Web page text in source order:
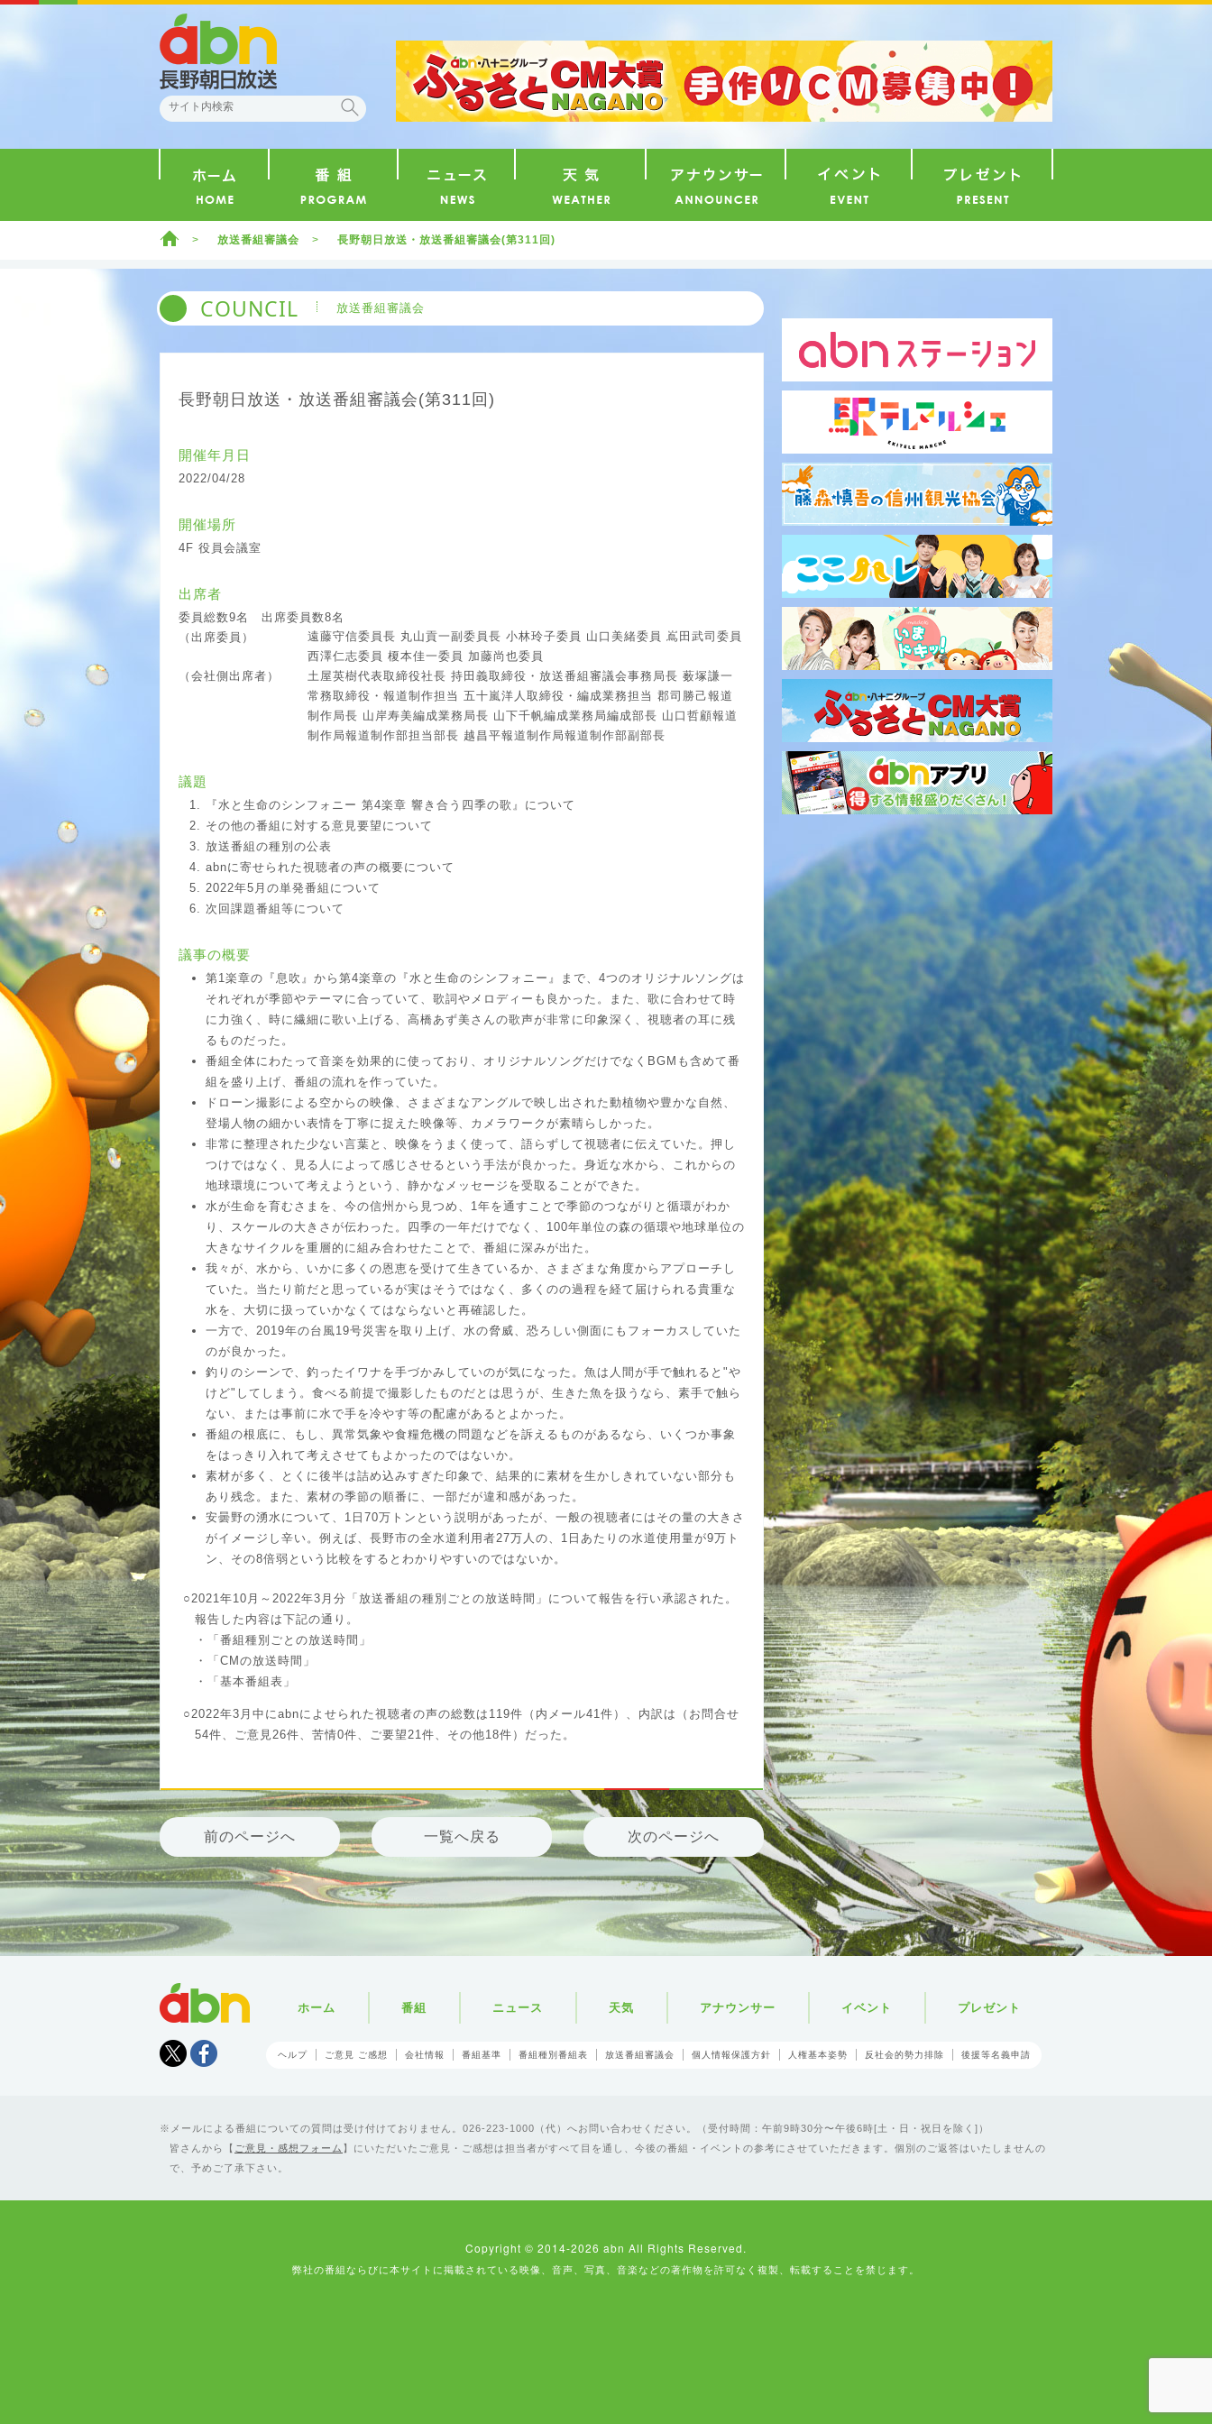
検索
ホーム 放送番組審議会 長野朝日放送・放送番組審議会(第311回)
COUNCIL 放送番組審議会
長野朝日放送・放送番組審議会(第311回)
開催年月日
2022/04/28
開催場所
4F 役員会議室
出席者
委員総数9名 出席委員数8名
（出席委員）
遠藤守信委員長 丸山貢一副委員長 小林玲子委員 山口美緒委員 嶌田武司委員
西澤仁志委員 榎本佳一委員 加藤尚也委員
（会社側出席者）
土屋英樹代表取締役社長 持田義取締役・放送番組審議会事務局長 薮塚謙一
常務取締役・報道制作担当 五十嵐洋人取締役・編成業務担当 郡司勝己報道
制作局長 山岸寿美編成業務局長 山下千帆編成業務局編成部長 山口哲顧報道
制作局報道制作部担当部長 越昌平報道制作局報道制作部副部長
議題
『水と生命のシンフォニー 第4楽章 響き合う四季の歌』について
その他の番組に対する意見要望について
放送番組の種別の公表
abnに寄せられた視聴者の声の概要について
2022年5月の単発番組について
次回課題番組等について
議事の概要
第1楽章の『息吹』から第4楽章の『水と生命のシンフォニー』まで、4つのオリジナルソングは
それぞれが季節やテーマに合っていて、歌詞やメロディーも良かった。また、歌に合わせて時
に力強く、時に繊細に歌い上げる、高橋あず美さんの歌声が非常に印象深く、視聴者の耳に残
るものだった。
番組全体にわたって音楽を効果的に使っており、オリジナルソングだけでなくBGMも含めて番
組を盛り上げ、番組の流れを作っていた。
ドローン撮影による空からの映像、さまざまなアングルで映し出された動植物や豊かな自然、
登場人物の細かい表情を丁寧に捉えた映像等、カメラワークが素晴らしかった。
非常に整理された少ない言葉と、映像をうまく使って、語らずして視聴者に伝えていた。押し
つけではなく、見る人によって感じさせるという手法が良かった。身近な水から、これからの
地球環境について考えようという、静かなメッセージを受取ることができた。
水が生命を育むさまを、今の信州から見つめ、1年を通すことで季節のつながりと循環がわか
り、スケールの大きさが伝わった。四季の一年だけでなく、100年単位の森の循環や地球単位の
大きなサイクルを重層的に組み合わせたことで、番組に深みが出た。
我々が、水から、いかに多くの恩恵を受けて生きているか、さまざまな角度からアプローチし
ていた。当たり前だと思っているが実はそうではなく、多くのの過程を経て届けられる貴重な
水を、大切に扱っていかなくてはならないと再確認した。
一方で、2019年の台風19号災害を取り上げ、水の脅威、恐ろしい側面にもフォーカスしていた
のが良かった。
釣りのシーンで、釣ったイワナを手づかみしていのが気になった。魚は人間が手で触れると"や
けど"してしまう。食べる前提で撮影したものだとは思うが、生きた魚を扱うなら、素手で触ら
ない、または事前に水で手を冷やす等の配慮があるとよかった。
番組の根底に、もし、異常気象や食糧危機の問題などを訴えるものがあるなら、いくつか事象
をはっきり入れて考えさせてもよかったのではないか。
素材が多く、とくに後半は詰め込みすぎた印象で、結果的に素材を生かしきれていない部分も
あり残念。また、素材の季節の順番に、一部だが違和感があった。
安曇野の湧水について、1日70万トンという説明があったが、一般の視聴者にはその量の大きさ
がイメージし辛い。例えば、長野市の全水道利用者27万人の、1日あたりの水道使用量が9万ト
ン、その8倍弱という比較をするとわかりやすいのではないか。
○2021年10月～2022年3月分「放送番組の種別ごとの放送時間」について報告を行い承認された。
報告した内容は下記の通り。
・「番組種別ごとの放送時間」
・「CMの放送時間」
・「基本番組表」
○2022年3月中にabnによせられた視聴者の声の総数は119件（内メール41件）、内訳は（お問合せ
54件、ご意見26件、苦情0件、ご要望21件、その他18件）だった。
前のページへ 一覧へ戻る 次のページへ
Tweet
ホーム 番組 ニュース 天気 アナウンサー イベント プレゼント
ヘルプ ご意見 ご感想 会社情報 番組基準 番組種別番組表 放送番組審議会 個人情報保護方針 人権基本姿勢 反社会的勢力排除 後援等名義申請
メールによる番組についての質問は受け付けておりません。026-223-1000（代）へお問い合わせください。（受付時間：午前9時30分〜午後6時[土・日・祝日を除く]）
皆さんから【 ご意見・感想フォーム 】にいただいたご意見・ご感想は担当者がすべて目を通し、今後の番組・イベントの参考にさせていただきます。個別のご返答はいたしませんの
で、予めご了承下さい。
Copyright © 2014-2026 abn All Rights Reserved.
弊社の番組ならびに本サイトに掲載されている映像、音声、写真、音楽などの著作物を許可なく複製、転載することを禁じます。